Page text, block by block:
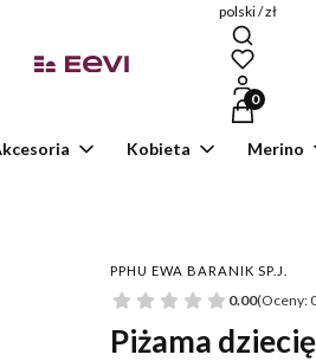
polski / zł
Produkty
Kobieta Merino
PPHU EWA BARANIK SP.J.
0.00(Oceny:
Piżama